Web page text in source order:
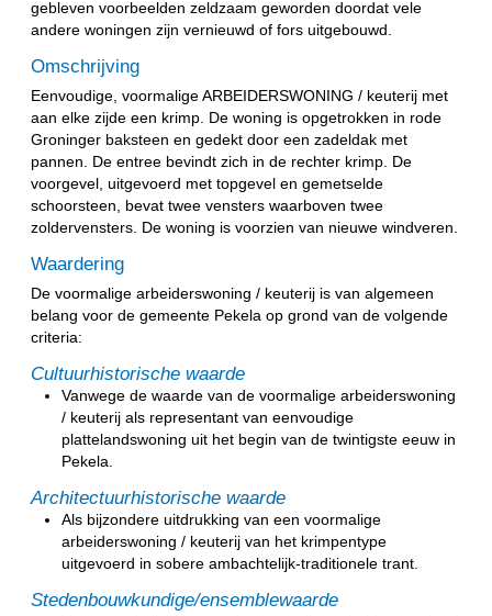
gebleven voorbeelden zeldzaam geworden doordat vele
andere woningen zijn vernieuwd of fors uitgebouwd.
Omschrijving
Eenvoudige, voormalige ARBEIDERSWONING / keuterij met
aan elke zijde een krimp. De woning is opgetrokken in rode
Groninger baksteen en gedekt door een zadeldak met
pannen. De entree bevindt zich in de rechter krimp. De
voorgevel, uitgevoerd met topgevel en gemetselde
schoorsteen, bevat twee vensters waarboven twee
zoldervensters. De woning is voorzien van nieuwe windveren.
Waardering
De voormalige arbeiderswoning / keuterij is van algemeen
belang voor de gemeente Pekela op grond van de volgende
criteria:
Cultuurhistorische waarde
Vanwege de waarde van de voormalige arbeiderswoning
/ keuterij als representant van eenvoudige
plattelandswoning uit het begin van de twintigste eeuw in
Pekela.
Architectuurhistorische waarde
Als bijzondere uitdrukking van een voormalige
arbeiderswoning / keuterij van het krimpentype
uitgevoerd in sobere ambachtelijk-traditionele trant.
Stedenbouwkundige/ensemblewaarde